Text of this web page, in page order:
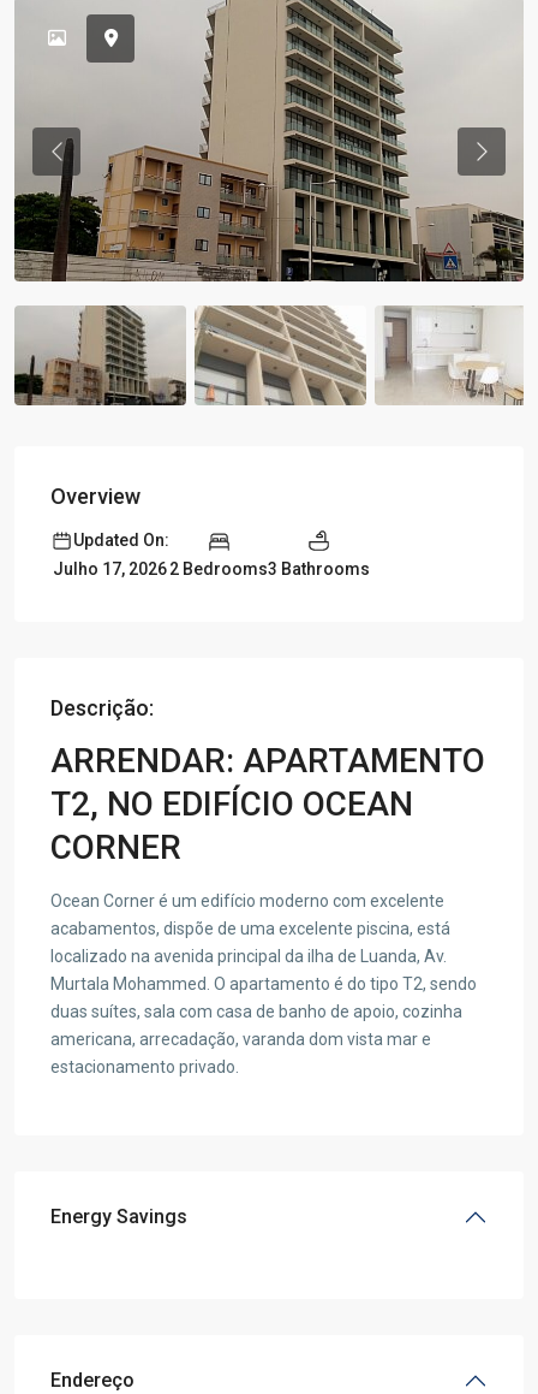
Previous
Overview
Updated On:
Julho 17, 20262 Bedrooms3 Bathrooms
Descrição:
ARRENDAR: APARTAMENTO
T2, NO EDIFÍCIO OCEAN
CORNER
Ocean Corner é um edifício moderno com excelente
acabamentos, dispõe de uma excelente piscina, está
localizado na avenida principal da ilha de Luanda, Av.
Murtala Mohammed. O apartamento é do tipo T2, sendo
duas suítes, sala com casa de banho de apoio, cozinha
americana, arrecadação, varanda dom vista mar e
estacionamento privado.
Energy Savings
Endereço